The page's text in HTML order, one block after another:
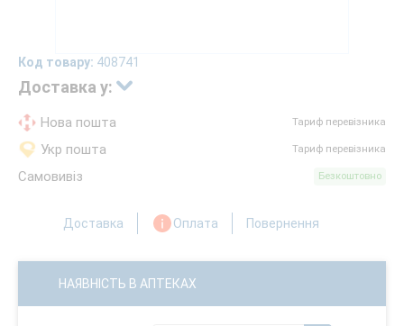
Код товару: 408741
Доставка у:
Нова пошта Тариф перевізника
Укр пошта Тариф перевізника
Самовивіз Безкоштовно
Доставка Оплата Повернення
НАЯВНІСТЬ В АПТЕКАХ